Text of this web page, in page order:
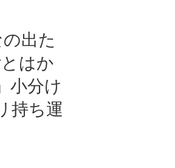
出た
はか
小分け
持ち運